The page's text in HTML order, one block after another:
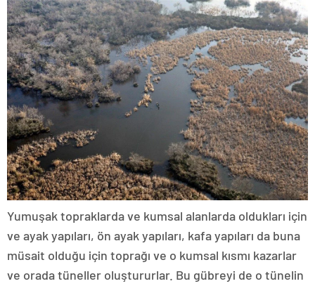
Yumuşak topraklarda ve kumsal alanlarda oldukları için
ve ayak yapıları, ön ayak yapıları, kafa yapıları da buna
müsait olduğu için toprağı ve o kumsal kısmı kazarlar
ve orada tüneller oluştururlar. Bu gübreyi de o tünelin